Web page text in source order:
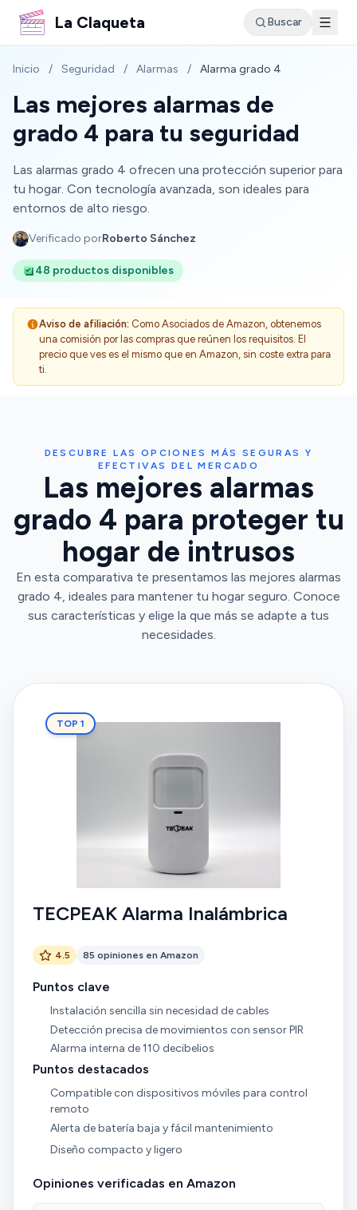
La Claqueta Buscar
Inicio / Seguridad / Alarmas / Alarma grado 4
Las mejores alarmas de
grado 4 para tu seguridad
Las alarmas grado 4 ofrecen una protección superior para
tu hogar. Con tecnología avanzada, son ideales para
entornos de alto riesgo.
Verificado porRoberto Sánchez
48 productos disponibles
Aviso de afiliación: Como Asociados de Amazon, obtenemos
una comisión por las compras que reúnen los requisitos. El
precio que ves es el mismo que en Amazon, sin coste extra para
ti.
DESCUBRE LAS OPCIONES MÁS SEGURAS Y
EFECTIVAS DEL MERCADO
Las mejores alarmas
grado 4 para proteger tu
hogar de intrusos
En esta comparativa te presentamos las mejores alarmas
grado 4, ideales para mantener tu hogar seguro. Conoce
sus características y elige la que más se adapte a tus
necesidades.
TOP 1
TECPEAK Alarma Inalámbrica
4.5 85 opiniones en Amazon
Puntos clave
Instalación sencilla sin necesidad de cables
Detección precisa de movimientos con sensor PIR
Alarma interna de 110 decibelios
Puntos destacados
Compatible con dispositivos móviles para control
remoto
Alerta de batería baja y fácil mantenimiento
Diseño compacto y ligero
Opiniones verificadas en Amazon